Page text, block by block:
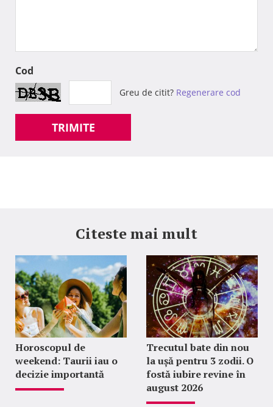
Cod
Greu de citit? Regenerare cod
TRIMITE
Citeste mai mult
Horoscopul de
weekend: Taurii iau o
decizie importantă
Trecutul bate din nou
la ușă pentru 3 zodii. O
fostă iubire revine în
august 2026